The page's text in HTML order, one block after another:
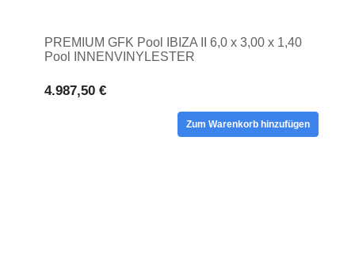
PREMIUM GFK Pool IBIZA II 6,0 x 3,00 x 1,40
Pool INNENVINYLESTER
4.987,50 €
Zum Warenkorb hinzufügen